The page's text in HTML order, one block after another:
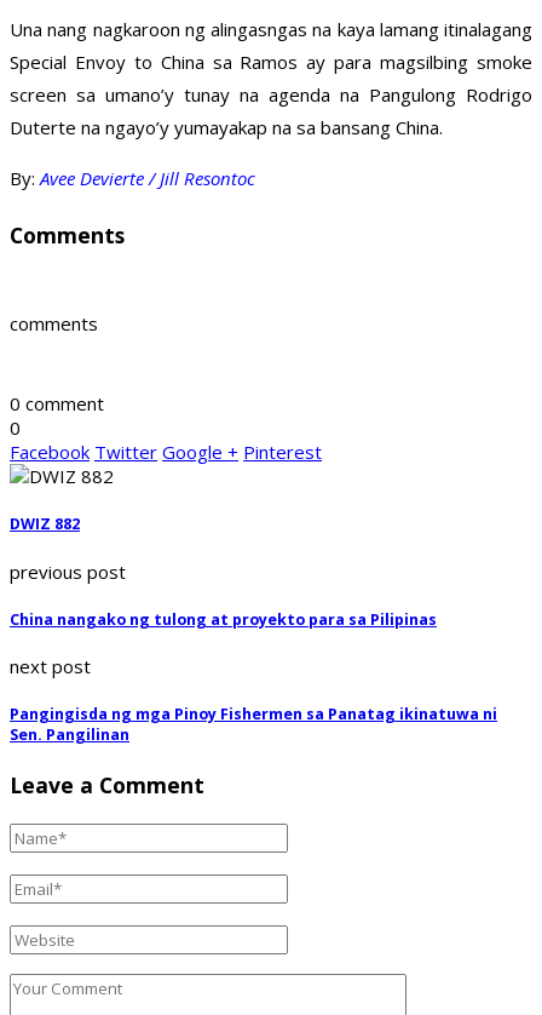
Una nang nagkaroon ng alingasngas na kaya lamang itinalagang
Special Envoy to China sa Ramos ay para magsilbing smoke
screen sa umano’y tunay na agenda na Pangulong Rodrigo
Duterte na ngayo’y yumayakap na sa bansang China.
By:Avee Devierte / Jill Resontoc
Comments
comments
0 comment
0
Facebook Twitter Google + Pinterest
DWIZ 882
previous post
China nangako ng tulong at proyekto para sa Pilipinas
next post
Pangingisda ng mga Pinoy Fishermen sa Panatag ikinatuwa ni
Sen. Pangilinan
Leave a Comment